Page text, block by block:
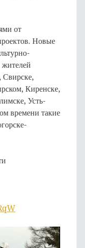
от
Новые
Свирске,
Киренске,
Усть-
времени такие